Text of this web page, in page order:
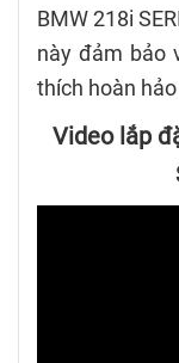
BMW 218i
này đảm bảo
thích hoàn
Video lắp